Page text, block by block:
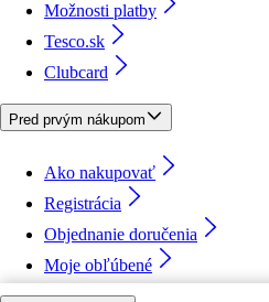
Možnosti platby
Tesco.sk
Clubcard
Pred prvým nákupom
Ako nakupovať
Registrácia
Objednanie doručenia
Moje obľúbené